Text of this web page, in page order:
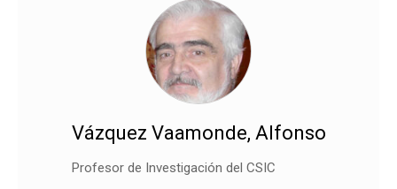
Vázquez Vaamonde, Alfonso
Profesor de Investigación del CSIC